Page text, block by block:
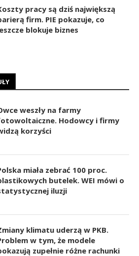
pracy są dziś największą
firm. PIE pokazuje, co
blokuje biznes
weszły na farmy
Hodowcy i firmy
korzyści
miała zebrać 100 proc.
butelek. WEI mówi o
iluzji
klimatu uderzą w PKB.
w tym, że modele
zupełnie różne rachunki